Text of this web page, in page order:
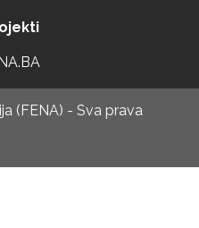
(FENA) - Sva prava